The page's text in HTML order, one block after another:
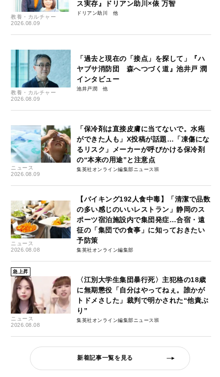
教養・カルチャー
2026.08.09
ス実存』ドリアン助川×俵 万智
ドリアン助川
教養・カルチャー
2026.08.09
「過去と現在の「接点」を探して」『ハ
ヤブサ消防団 森へつづく道』池井戸 潤
インタビュー
池井戸潤
ニュース
2026.08.09
「保冷剤は直接皮膚に当てないで。水疱
ができた人も」X投稿が話題…「凍傷にな
るリスク」メーカーが呼びかける保冷剤
の“本来の用途”と注意点
集英社オンライン編集部ニュース班
ニュース
2026.08.08
【バイキング192人食中毒】「清潔で品数
の多い感じのいいレストラン」静岡のス
ポーツ宿泊施設内で集団発症…合宿・遠
征の「集団での食事」に知っておきたい
予防策
集英社オンライン編集部
急上昇
ニュース
2026.08.08
〈江別大学生集団暴行死〉主犯格の18歳
に無期懲役「自分はやってねぇ。誰かが
トドメさした」裁判で明かされた“他責ぶ
り”
集英社オンライン編集部ニュース班
新着記事一覧を見る